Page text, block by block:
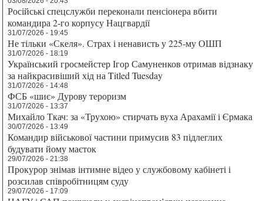
Російські спецслужби переконали пенсіонера вбити
командира 2-го корпусу Нацгвардії
31/07/2026 - 19:45
Не тільки «Скеля». Страх і ненависть у 225-му ОШП
31/07/2026 - 18:19
Український гросмейстер Ігор Самуненков отримав відзнаку
за найкрасивіший хід на Titled Tuesday
31/07/2026 - 14:48
ФСБ «шиє» Дурову тероризм
31/07/2026 - 13:37
Михайло Ткач: за «Трухою» стирчать вуха Арахамії і Єрмака
30/07/2026 - 13:49
Командир військової частини примусив 83 підлеглих
будувати йому маєток
29/07/2026 - 21:38
Прокурор знімав інтимне відео у службовому кабінеті і
розсилав співробітницям суду
29/07/2026 - 17:09